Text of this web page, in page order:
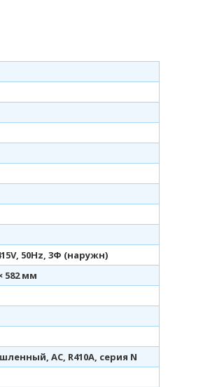
50Hz, 3Ф (наружн)
582 мм
AC, R410A, серия N